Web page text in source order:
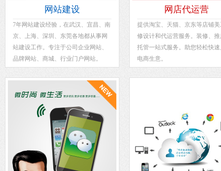
网站建设
7年网站建设经验，在武汉、宜昌、南
京、上海、深圳、东莞各地都从事网
站建设工作。专注于公司企业网站、
品牌网站、商城、行业门户网站。
网店代运营
提供淘宝、天猫、京东等店铺
修设计和代运营服务。装修、
托管一站式服务。助您轻松快
电商生意。